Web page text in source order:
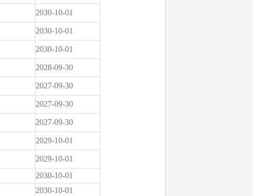
2030-10-01
2030-10-01
2030-10-01
2028-09-30
2027-09-30
2027-09-30
2027-09-30
2029-10-01
2029-10-01
2030-10-01
2030-10-01